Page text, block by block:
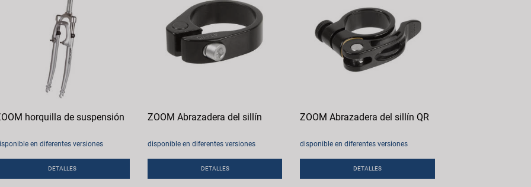
horquilla de suspensión
en diferentes versiones
DETALLES
ZOOM Abrazadera del sillín
disponible en diferentes versiones
DETALLES
ZOOM Abrazadera del sillín QR
disponible en diferentes versiones
DETALLES